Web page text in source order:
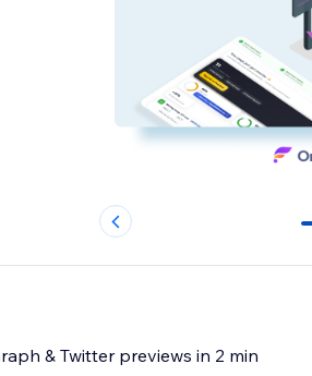
0
& Twitter previews in 2 min